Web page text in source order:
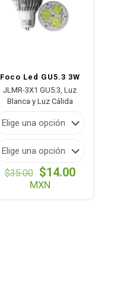
Foco Led GU5.3 3W
JLMR-3X1 GU5.3, Luz
Blanca y Luz Cálida
$35.00 El
precio
$14.00El
actual
MXN